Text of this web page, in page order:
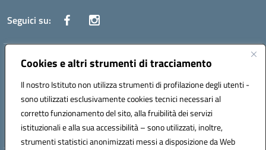
Cookies e altri strumenti di tracciamento
Il nostro Istituto non utilizza strumenti di profilazione degli utenti -
sono utilizzati esclusivamente cookies tecnici necessari al
corretto funzionamento del sito, alla fruibilità dei servizi
istituzionali e alla sua accessibilità – sono utilizzati, inoltre,
strumenti statistici anonimizzati messi a disposizione da Web
Seguici su:
Indirizzo:Corso Vittorio Emanuele, 27 90133 - Palermo
Posta elettronica certificata (PEC):pais03600r@pec.istruzione.it
Codice fiscale: 97308550827
Codice meccanografico: PAIS03600R